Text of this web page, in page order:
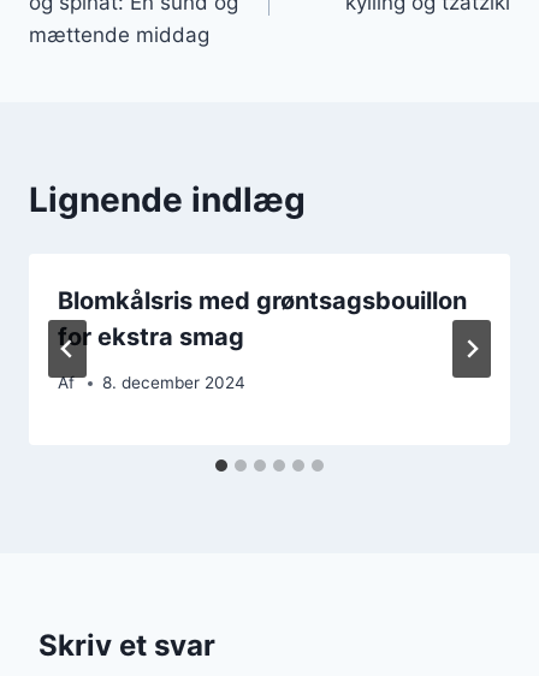
mættende middag
Lignende indlæg
Blomkålsris med grøntsagsbouillon
for ekstra smag
Af 8. december 2024
Skriv et svar